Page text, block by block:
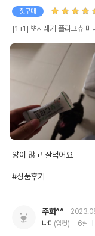
첫구매
[1+1] 뽀시래기 플라그츄 미
양이 많고 잘먹어요
#상품후기
주희^^
나미 (암컷) 6살